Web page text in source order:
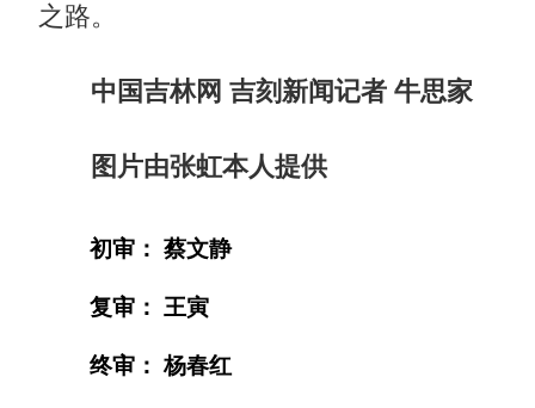
之路。
中国吉林网 吉刻新闻记者 牛思家
图片由张虹本人提供
初审： 蔡文静
复审： 王寅
终审： 杨春红